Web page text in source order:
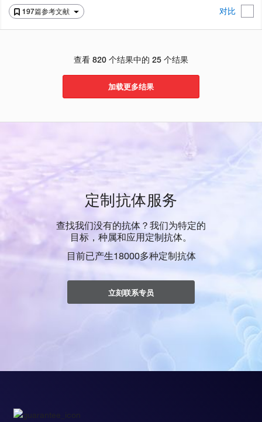
197篇参考文献 对比
查看 820 个结果中的 25 个结果
加载更多结果
定制抗体服务
查找我们没有的抗体？我们为特定的
目标，种属和应用定制抗体。
目前已产生18000多种定制抗体
立刻联系专员